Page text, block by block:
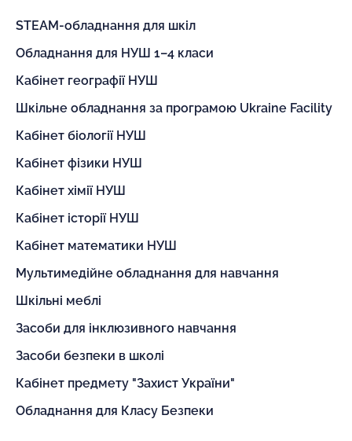
STEAM-обладнання для шкіл
Обладнання для НУШ 1–4 класи
Кабінет географії НУШ
Шкільне обладнання за програмою Ukraine Facility
Кабінет біології НУШ
Кабінет фізики НУШ
Кабінет хімії НУШ
Кабінет історії НУШ
Кабінет математики НУШ
Мультимедійне обладнання для навчання
Шкільні меблі
Засоби для інклюзивного навчання
Засоби безпеки в школі
Кабінет предмету "Захист України"
Обладнання для Класу Безпеки